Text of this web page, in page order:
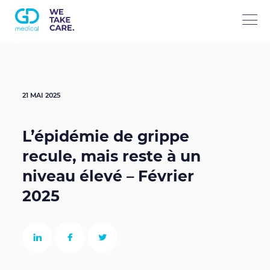
B-to-B Commerce inter-national
Medical Care (distribution exclusive)
Catégories de produits
Soins avancés des plaies
Chirurgie reconstructive
Contactez nous
Travailler chez GD Medical
21 MAI 2025
L’épidémie de grippe
recule, mais reste à un
niveau élevé – Février
2025